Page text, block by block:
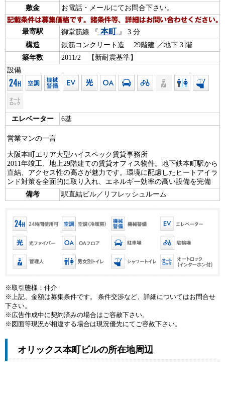
敷金
お電話・メールにてお問合下さい。
最寄駅 御堂筋線 『 本町 』 3 分
構造
鉄筋コンクリート造 29階建 ／地下 3 階
築年数
2011/2 【新耐震基準】
設備
エレベーター 6基
営業マンの一言
大阪本町エリア大型ハイスペック賃貸事務所
2011年竣工、地上29階建ての賃貸オフィス物件。地下鉄本町駅から
直結、アクセス性の高さが魅力です。環境に配慮したヒートアイラ
ンド対策を全面的に取り入れ、エネルギー効率の高い設備を完備
備考
駅直結ビル／リフレッシュルーム
※取引態様：仲介
※上記、金額は募集条件です。 条件交渉など、詳細についてはお問合せ
下さい。
※広告作成中に契約済みの場合はご容赦下さい。
※図面等現況が相違する場合は現況優先にてご容赦下さい。
オリックス本町ビルの所在地周辺